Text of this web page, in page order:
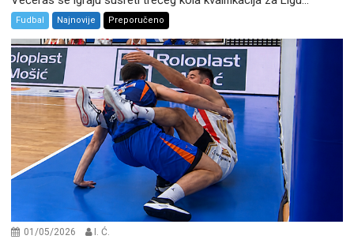
Fudbal Najnovije Preporučeno
01/05/2026 I. Ć.